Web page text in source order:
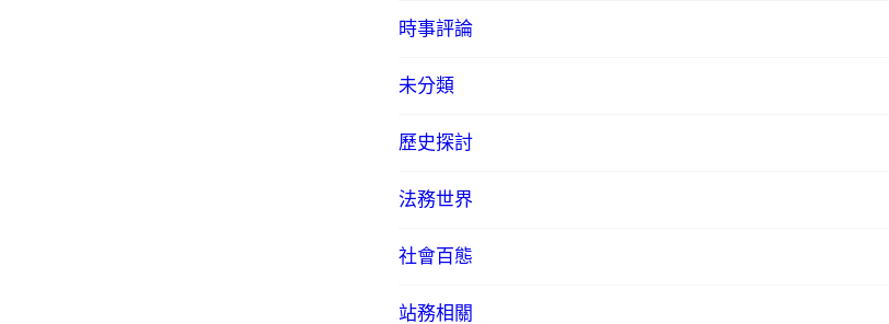
時事評論
未分類
歷史探討
法務世界
社會百態
站務相關